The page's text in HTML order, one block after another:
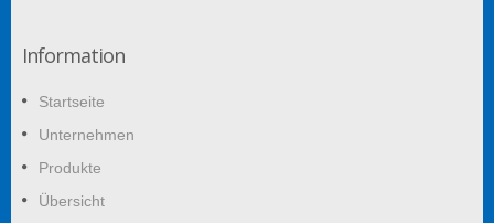
Information
Startseite
Unternehmen
Produkte
Übersicht